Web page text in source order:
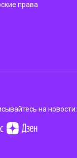
права
на новости: